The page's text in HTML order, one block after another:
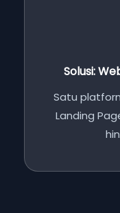
Solusi:
Satu
Landing